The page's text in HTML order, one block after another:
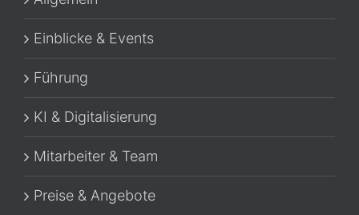
Einblicke & Events
Führung
KI & Digitalisierung
Mitarbeiter & Team
Preise & Angebote